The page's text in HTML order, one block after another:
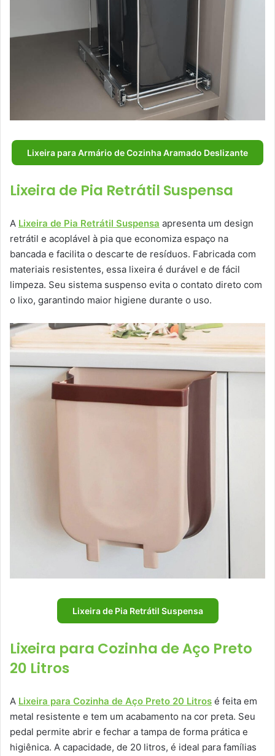
Lixeira para Armário de Cozinha Aramado Deslizante
Lixeira de Pia Retrátil Suspensa
A Lixeira de Pia Retrátil Suspensa apresenta um design
retrátil e acoplável à pia que economiza espaço na
bancada e facilita o descarte de resíduos. Fabricada com
materiais resistentes, essa lixeira é durável e de fácil
limpeza. Seu sistema suspenso evita o contato direto com
o lixo, garantindo maior higiene durante o uso.
Lixeira de Pia Retrátil Suspensa
Lixeira para Cozinha de Aço Preto
20 Litros
A Lixeira para Cozinha de Aço Preto 20 Litros é feita em
metal resistente e tem um acabamento na cor preta. Seu
pedal permite abrir e fechar a tampa de forma prática e
higiênica. A capacidade, de 20 litros, é ideal para famílias